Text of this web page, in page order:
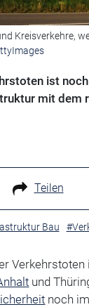
Kreisverkehre,
ist
mit dem
Teilen
Bau
und
noch